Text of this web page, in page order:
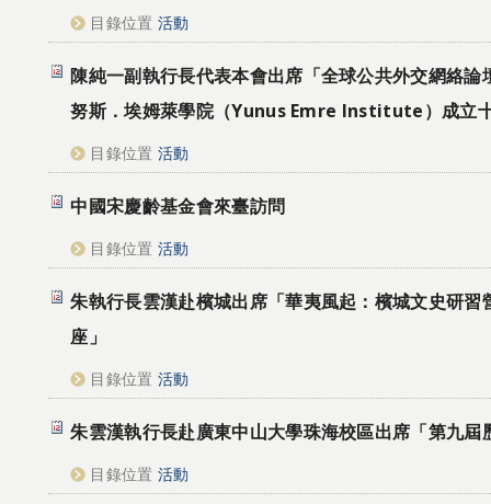
目錄位置 活動
陳純一副執行長代表本會出席「全球公共外交網絡論
努斯．埃姆萊學院（Yunus Emre Institute）成立
目錄位置 活動
中國宋慶齡基金會來臺訪問
目錄位置 活動
朱執行長雲漢赴檳城出席「華夷風起：檳城文史研習
座」
目錄位置 活動
朱雲漢執行長赴廣東中山大學珠海校區出席「第九屆
目錄位置 活動